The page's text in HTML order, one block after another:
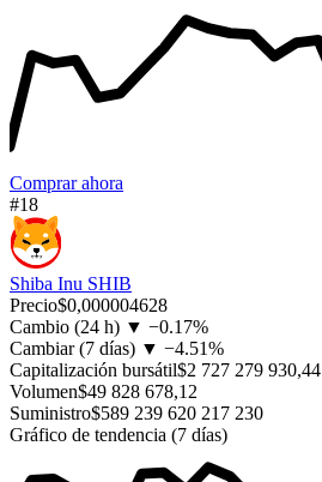
Comprar ahora
#18
Shiba Inu SHIB
Precio$0,000004628
Cambio (24 h) ▼ −0.17%
Cambiar (7 días) ▼ −4.51%
Capitalización bursátil$2 727 279 930,44
Volumen$49 828 678,12
Suministro$589 239 620 217 230
Gráfico de tendencia (7 días)